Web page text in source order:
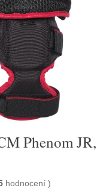
Phenom JR,
hodnocení )